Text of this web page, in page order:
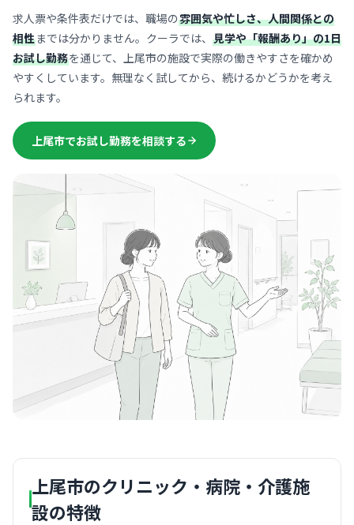
求人票や条件表だけでは、職場の雰囲気や忙しさ、人間関係との
相性までは分かりません。クーラでは、 見学や「報酬あり」の1日
お試し勤務を通じて、上尾市の施設で実際の働きやすさを確かめ
やすくしています。無理なく試してから、続けるかどうかを考え
られます。
上尾市でお試し勤務を相談する
上尾市のクリニック・病院・介護施
設の特徴